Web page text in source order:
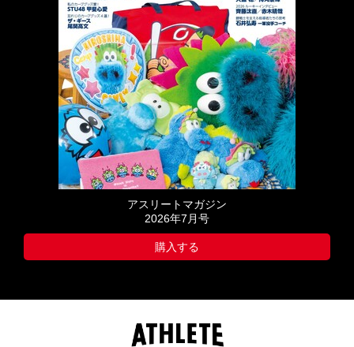
アスリートマガジン
2026年7月号
購入する